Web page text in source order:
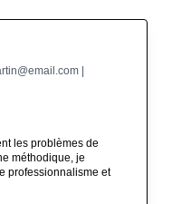
|
les problèmes de
méthodique, je
professionnalisme et